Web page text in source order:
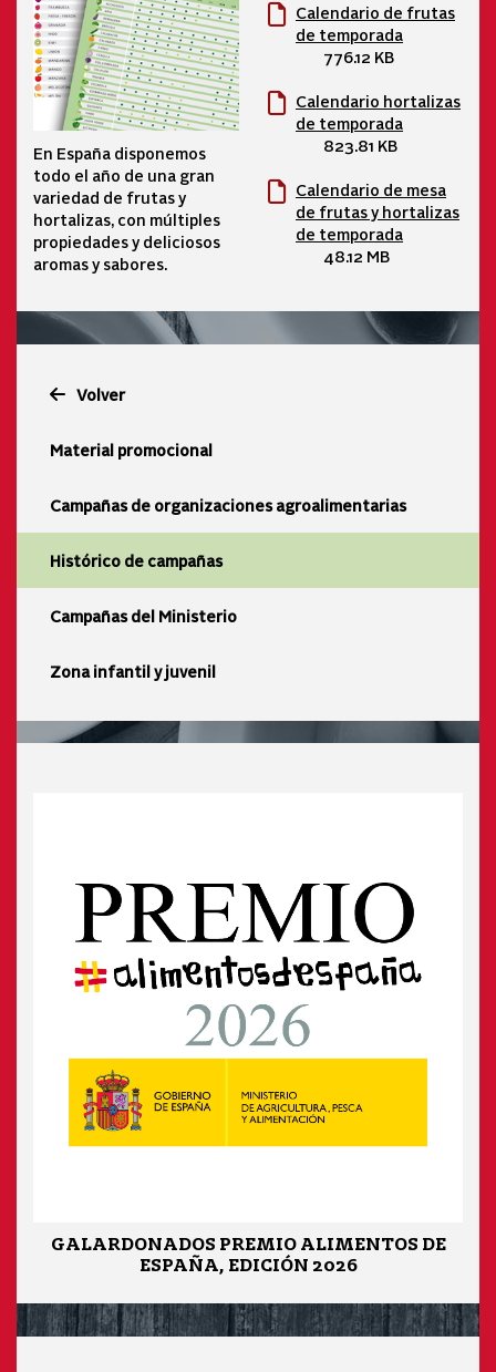
En España disponemos
todo el año de una gran
variedad de frutas y
hortalizas, con múltiples
propiedades y deliciosos
aromas y sabores.
Calendario de frutas
de temporada
776.12 KB
Calendario hortalizas
de temporada
823.81 KB
Calendario de mesa
de frutas y hortalizas
de temporada
48.12 MB
Volver
Material promocional
Campañas de organizaciones agroalimentarias
Histórico de campañas
Campañas del Ministerio
Zona infantil y juvenil
GALARDONADOS PREMIO ALIMENTOS DE
ESPAÑA, EDICIÓN 2026